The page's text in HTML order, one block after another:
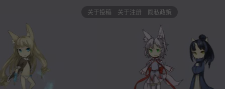
关于投稿 关于注册 隐私政策